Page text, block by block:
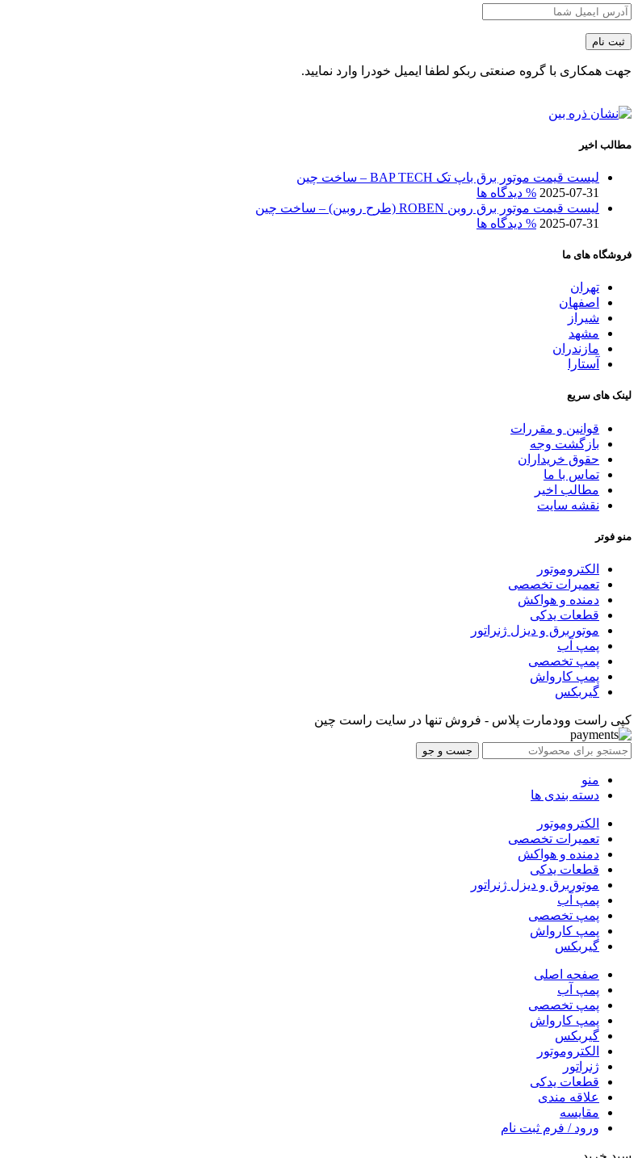
جهت همکاری با گروه صنعتی ربکو لطفا ایمیل خودرا وارد نمایید.
مطالب اخیر
لیست قیمت موتور برق باپ تک BAP TECH – ساخت چین
2025-07-31 % دیدگاه ها
لیست قیمت موتور برق روبن ROBEN (طرح روبین) – ساخت چین
2025-07-31 % دیدگاه ها
فروشگاه های ما
تهران
اصفهان
شیراز
مشهد
مازندران
آستارا
لینک های سریع
قوانین و مقررات
بازگشت وجه
حقوق خریداران
تماس با ما
مطالب اخیر
نقشه سایت
منو فوتر
الکتروموتور
تعمیرات تخصصی
دمنده و هواکش
قطعات یدکی
موتوربرق و دیزل ژنراتور
پمپ آب
پمپ تخصصی
پمپ کارواش
گیربکس
کپی راست وودمارت پلاس - فروش تنها در سایت راست چین
جست و جو
منو
دسته بندی ها
الکتروموتور
تعمیرات تخصصی
دمنده و هواکش
قطعات یدکی
موتوربرق و دیزل ژنراتور
پمپ آب
پمپ تخصصی
پمپ کارواش
گیربکس
صفحه اصلی
پمپ آب
پمپ تخصصی
پمپ کارواش
گیربکس
الکتروموتور
ژنراتور
قطعات یدکی
علاقه مندی
مقایسه
ورود / فرم ثبت نام